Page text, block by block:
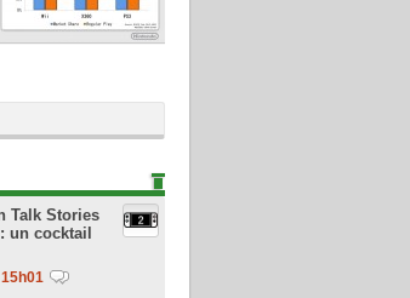
Talk Stories
un cocktail
15h01